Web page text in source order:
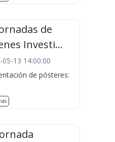
de
Investi...
05-13 14:00:00
de pósteres: